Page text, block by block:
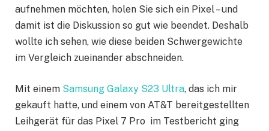
aufnehmen möchten, holen Sie sich ein Pixel – und
damit ist die Diskussion so gut wie beendet. Deshalb
wollte ich sehen, wie diese beiden Schwergewichte
im Vergleich zueinander abschneiden.
Mit einem Samsung Galaxy S23 Ultra, das ich mir
gekauft hatte, und einem von AT&T bereitgestellten
Leihgerät für das Pixel 7 Pro im Testbericht ging